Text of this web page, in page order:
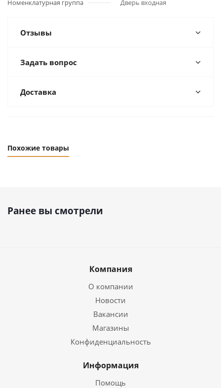
Номенклатурная группа
Дверь входная
Отзывы
Задать вопрос
Доставка
Похожие товары
Ранее вы смотрели
Компания
О компании
Новости
Вакансии
Магазины
Конфиденциальность
Информация
Помощь